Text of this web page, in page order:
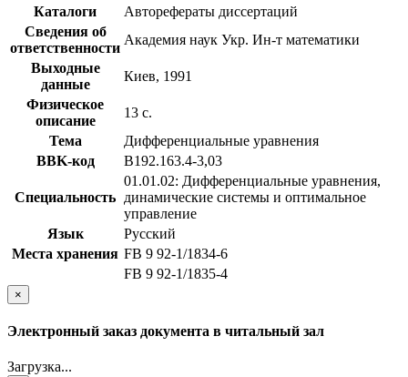
Каталоги
Авторефераты диссертаций
Сведения об
ответственности
Академия наук Укр. Ин-т математики
Выходные
данные
Киев, 1991
Физическое
описание
13 с.
Тема
Дифференциальные уравнения
BBK-код
В192.163.4-3,03
Специальность
01.01.02: Дифференциальные уравнения,
динамические системы и оптимальное
управление
Язык
Русский
Места хранения FB 9 92-1/1834-6
FB 9 92-1/1835-4
×
Электронный заказ документа в читальный зал
Загрузка...